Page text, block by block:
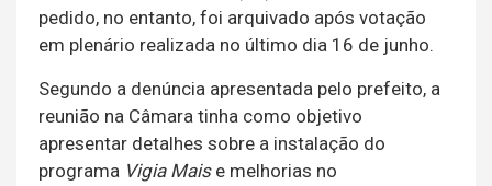
pedido, no entanto, foi arquivado após votação
em plenário realizada no último dia 16 de junho.
Segundo a denúncia apresentada pelo prefeito, a
reunião na Câmara tinha como objetivo
apresentar detalhes sobre a instalação do
programa Vigia Maise melhorias no